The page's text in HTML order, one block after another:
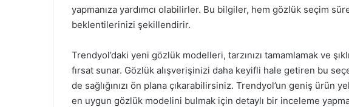
yapmanıza yardımcı olabilirler. Bu bilgiler, hem gözlük seçim
beklentilerinizi şekillendirir.
Trendyol’daki yeni gözlük modelleri, tarzınızı tamamlamak ve
fırsat sunar. Gözlük alışverişinizi daha keyifli hale getiren bu
de sağlığınızı ön plana çıkarabilirsiniz. Trendyol’un geniş ürün
en uygun gözlük modelini bulmak için detaylı bir inceleme